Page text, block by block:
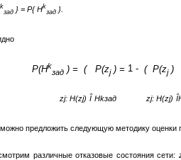
k
зад } = P{ Hk
зад }.
P(Hk
зад ) = ( P(zj) = 1 - ( P(zj)
zj: H(zj) Î Hkзад zj: H(zj) Î
можно предложить следующую методику оценки
различные отказовые состояния сети: